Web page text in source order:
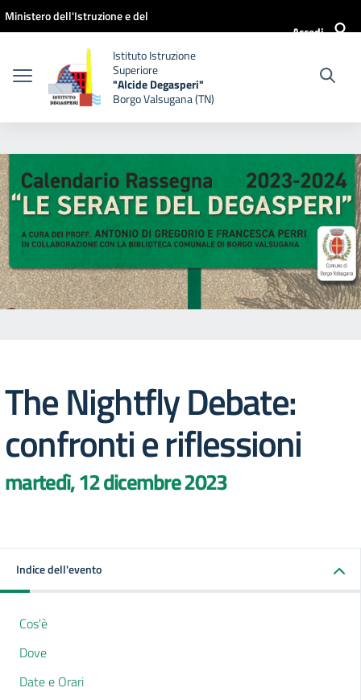
Vai ai contenuti
Vai al menu di navigazione
Vai al footer
Ministero dell'Istruzione e del
Accedi
Istituto Istruzione
Superiore
"Alcide Degasperi"
Borgo Valsugana (TN)
The Nightfly Debate:
confronti e riflessioni
martedì, 12 dicembre 2023
Indice dell'evento
Cos'è
Dove
Date e Orari